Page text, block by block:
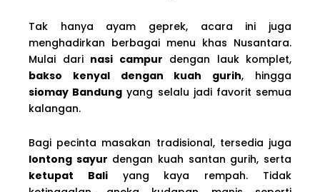
Tak hanya ayam geprek, acara ini juga
menghadirkan berbagai menu khas Nusantara.
Mulai dari nasi campur dengan lauk komplet,
bakso kenyal dengan kuah gurih, hingga
siomay Bandung yang selalu jadi favorit semua
kalangan.
Bagi pecinta masakan tradisional, tersedia juga
lontong sayur dengan kuah santan gurih, serta
ketupat Baliyang kaya rempah. Tidak